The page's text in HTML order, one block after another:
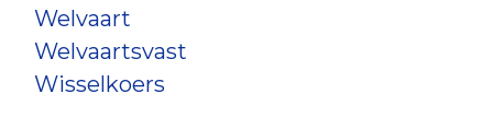
Welvaart
Welvaartsvast
Wisselkoers